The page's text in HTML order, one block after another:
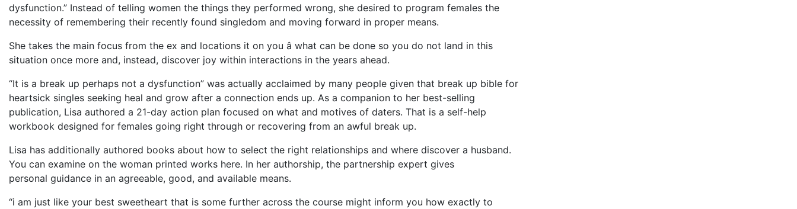
dysfunction.” Instead of telling women the things they performed wrong, she desired to program females the
necessity of remembering their recently found singledom and moving forward in proper means.
She takes the main focus from the ex and locations it on you â what can be done so you do not land in this
situation once more and, instead, discover joy within interactions in the years ahead.
“It is a break up perhaps not a dysfunction” was actually acclaimed by many people given that break up bible for
heartsick singles seeking heal and grow after a connection ends up. As a companion to her best-selling
publication, Lisa authored a 21-day action plan focused on what and motives of daters. That is a self-help
workbook designed for females going right through or recovering from an awful break up.
Lisa has additionally authored books about how to select the right relationships and where discover a husband.
You can examine on the woman printed works here. In her authorship, the partnership expert gives
personal guidance in an agreeable, good, and available means.
“i am just like your best sweetheart that is some further across the course might inform you how exactly to